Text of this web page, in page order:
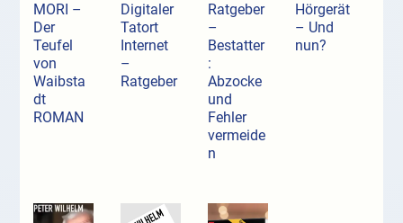
MORI –
Der
Teufel
von
Waibsta
dt
ROMAN
Digitaler
Tatort
Internet
–
Ratgeber
Ratgeber
–
Bestatter
:
Abzocke
und
Fehler
vermeide
n
Hörgerät
– Und
nun?